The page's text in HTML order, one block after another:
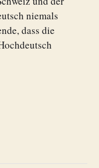
niemals
dass die